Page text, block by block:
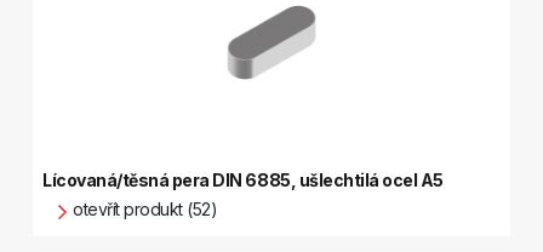
Lícovaná/těsná pera DIN 6885, ušlechtilá ocel A5
otevřít produkt (52)